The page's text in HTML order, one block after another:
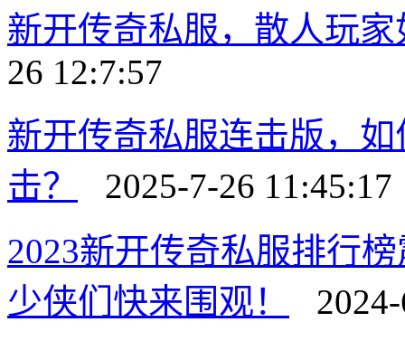
新开传奇私服，散人玩
26 12:7:57
新开传奇私服连击版，
击？
2025-7-26 11:45:17
2023新开传奇私服排行
少侠们快来围观！
2024-